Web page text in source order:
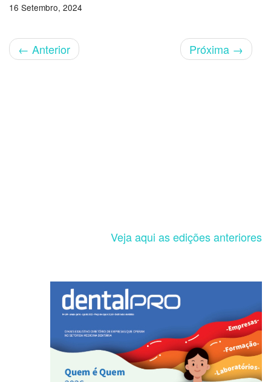
16 Setembro, 2024
← Anterior Próxima →
Veja aqui as edições anteriores